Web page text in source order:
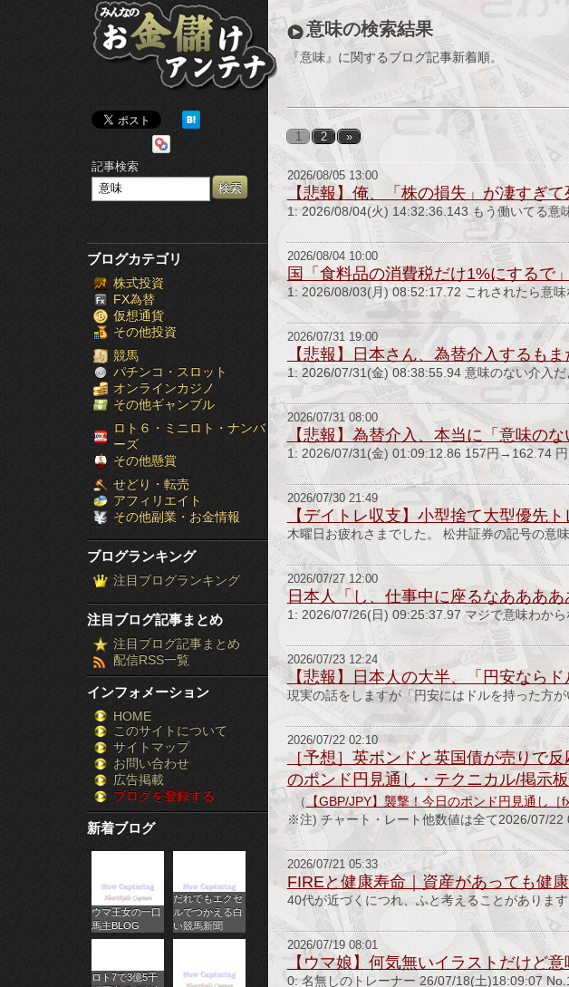
み
ん
な
の
お
金
儲
け
ア
ン
テ
ナ
［ブ
ロ
グ
ラ
ン
キ
グ］-
株
FX
競
馬
パ
チ
ス
ロ
オ
記事検索
ブログカテゴリ
株式投資
FX為替
仮想通貨
その他投資
競馬
パチンコ・スロット
オンラインカジノ
その他ギャンブル
ロト６・ミニロト・ナンバ
ーズ
その他懸賞
せどり・転売
アフィリエイト
その他副業・お金情報
ブログランキング
注目ブログランキング
注目ブログ記事まとめ
注目ブログ記事まとめ
配信RSS一覧
インフォメーション
HOME
このサイトについて
サイトマップ
お問い合わせ
広告掲載
ブログを登録する
新着ブログ
ウマ王女の一口
馬主BLOG
だれでもエクセ
ルでつかえる白
い競馬新聞
ロト7で3億5千
意味の検索結果
『意味』に関するブログ記事新着順。
1 2 »
2026/08/05 13:00
【悲報】俺、「株の損失」が凄すぎて
1: 2026/08/04(火) 14:32:36.143 もう働いてる意
2026/08/04 10:00
国「食料品の消費税だけ1%にするで
1: 2026/08/03(月) 08:52:17.72 これされたら意味
2026/07/31 19:00
【悲報】日本さん、為替介入するも
1: 2026/07/31(金) 08:38:55.94 意味のない介入だ
2026/07/31 08:00
【悲報】為替介入、本当に「意味の
1: 2026/07/31(金) 01:09:12.86 157円→162.74 円
2026/07/30 21:49
【デイトレ収支】小型捨て大型優先ト
木曜日お疲れさまでした。 松井証券の記号の意
2026/07/27 12:00
日本人「し、仕事中に座るなあああ
1: 2026/07/26(日) 09:25:37.97 マジで意味わから
2026/07/23 12:24
【悲報】日本人の大半、「円安なら
現実の話をしますが「円安にはドルを持った方
2026/07/22 02:10
［予想］英ポンドと英国債が売りで
のポンド円見通し・テクニカル/掲示
（ 【GBP/JPY】襲撃！今日のポンド円見通し［
※注) チャート・レート他数値は全て2026/07/22
2026/07/21 05:33
FIREと健康寿命｜資産があっても健
40代が近づくにつれ、ふと考えることがありま
2026/07/19 08:01
【ウマ娘】何気無いイラストだけど
0: 名無しのトレーナー 26/07/18(土)18:09:07